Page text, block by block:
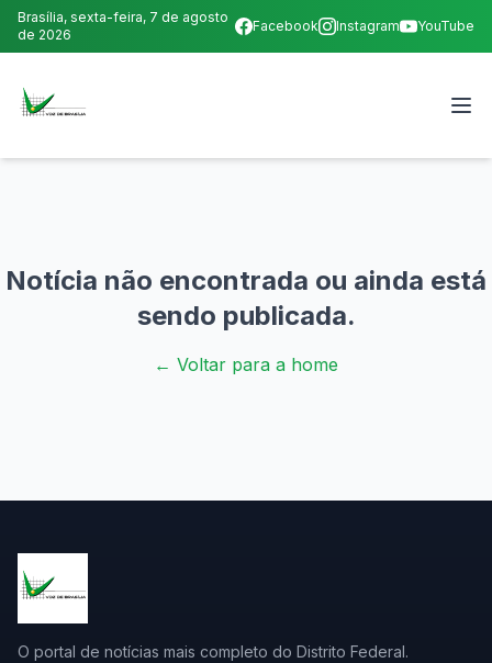
Brasília, sexta-feira, 7 de agosto
de 2026
Facebook Instagram YouTube
Notícia não encontrada ou ainda está
sendo publicada.
← Voltar para a home
O portal de notícias mais completo do Distrito Federal.